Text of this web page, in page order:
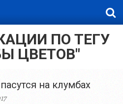
ПО ТЕГУ
ЦВЕТОВ"
на клумбах